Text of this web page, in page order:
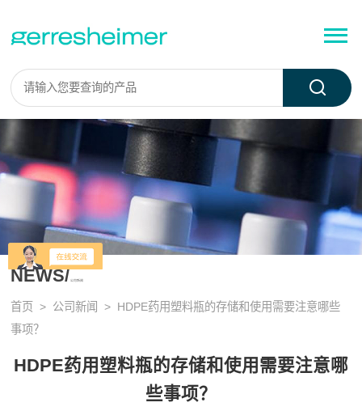
NEWS/公司新闻
首页 > 公司新闻
> HDPE药用塑料瓶的存储和使用需要注意哪些
事项？
HDPE药用塑料瓶的存储和使用需要注意哪
些事项？